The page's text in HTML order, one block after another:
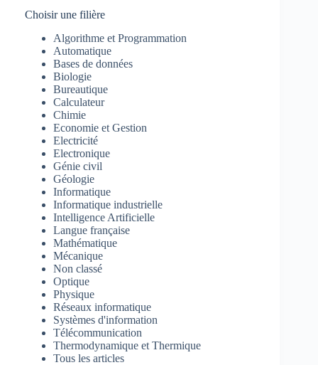
Choisir une filière
Algorithme et Programmation
Automatique
Bases de données
Biologie
Bureautique
Calculateur
Chimie
Economie et Gestion
Electricité
Electronique
Génie civil
Géologie
Informatique
Informatique industrielle
Intelligence Artificielle
Langue française
Mathématique
Mécanique
Non classé
Optique
Physique
Réseaux informatique
Systèmes d'information
Télécommunication
Thermodynamique et Thermique
Tous les articles